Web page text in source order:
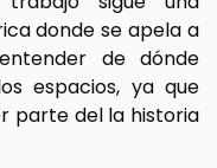
donde se apela a
de dónde
espacios, ya que
parte del la historia